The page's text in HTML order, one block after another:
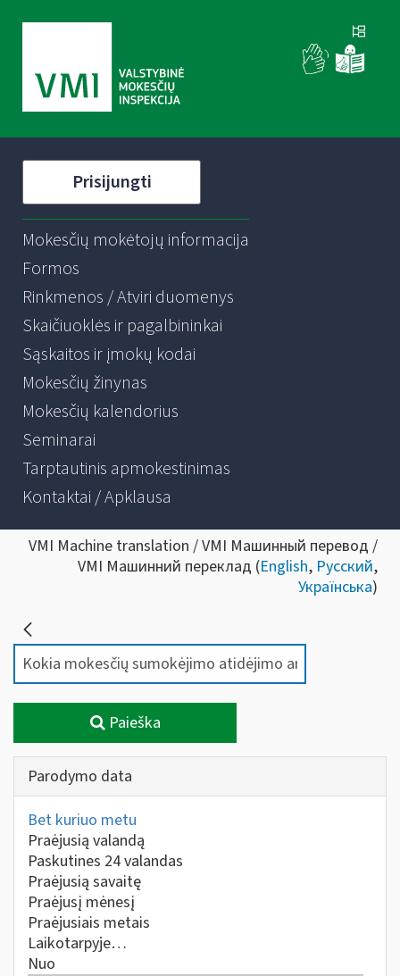
Prisijungti
Mokesčių mokėtojų informacija
Formos
Rinkmenos / Atviri duomenys
Skaičiuoklės ir pagalbininkai
Sąskaitos ir įmokų kodai
Mokesčių žinynas
Mokesčių kalendorius
Seminarai
Tarptautinis apmokestinimas
Kontaktai / Apklausa
VMI Machine translation / VMI Машинный перевод /
VMI Машинний переклад (English, Русский,
Українська)
Paieška
Parodymo data
Bet kuriuo metu
Praėjusią valandą
Paskutines 24 valandas
Praėjusią savaitę
Praėjusį mėnesį
Praėjusiais metais
Laikotarpyje…
Nuo